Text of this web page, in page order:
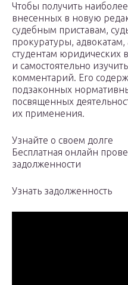
Чтобы получить
внесенных в новую
судебным приставам,
прокуратуры, адвокатам,
студентам юридических
и самостоятельно
комментарий. Его
подзаконных
посвященных
их применения.
Узнайте о своем долге
Бесплатная онлайн
задолженности
Узнать задолженность